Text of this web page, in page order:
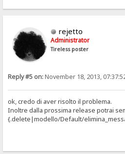
rejetto
Administrator
Tireless poster
Reply #5 on:November 18, 2013,
ok, credo di aver risolto il problema.
Inoltre dalla prossima release potrai
{.delete|modello/Default/